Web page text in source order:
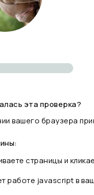
эта проверка?
вашего браузера
страницы и
работе javascript в